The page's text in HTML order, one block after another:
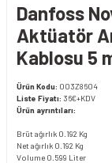
Danfoss
Aktüatör
Kablosu 5
Ürün Kodu: 003Z8604
Liste Fiyatı: 36€+KDV
Ürün ayrıntıları:
Brüt ağırlık 0.192 Kg
Net ağırlık 0.192 Kg
Volume 0.599 Liter